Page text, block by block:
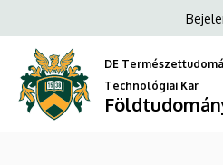
McIntosh
Richard
William
a
tartalomra
fiók
DE
Technológiai Kar